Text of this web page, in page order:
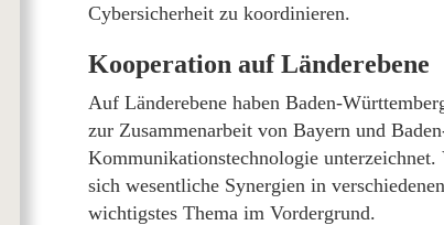
Cybersicherheit zu koordinieren.
Kooperation auf Länderebene
Auf Länderebene haben Baden-
zur Zusammenarbeit von Bayern und
Kommunikationstechnologie
sich wesentliche Synergien in
wichtigstes Thema im Vordergrund.